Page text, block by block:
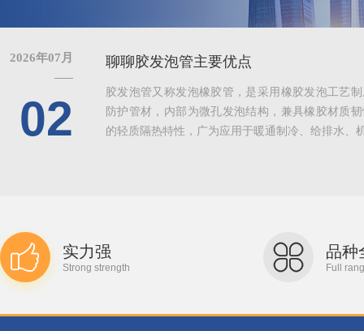
2026年07月
02
聊聊胶发泡管主要优点
胶发泡管又称发泡橡胶管，是采用橡胶发泡工艺
防护管材，内部为微孔发泡结构，兼具橡胶材质
的轻质隔热特性，广为应用于暖通制冷、给排水、
实力强
Strong strength
品种
Full